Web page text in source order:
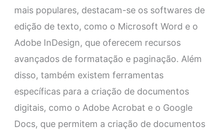
mais populares, destacam-se os softwares de
edição de texto, como o Microsoft Word e o
Adobe InDesign, que oferecem recursos
avançados de formatação e paginação. Além
disso, também existem ferramentas
específicas para a criação de documentos
digitais, como o Adobe Acrobat e o Google
Docs, que permitem a criação de documentos